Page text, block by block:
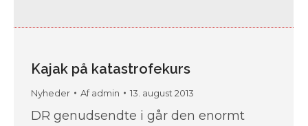
Kajak på katastrofekurs
Nyheder Afadmin 13. august 2013
DR genudsendte i går den enormt